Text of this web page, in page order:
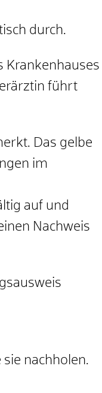
durch.
Krankenhauses
führt
Das gelbe
im
auf und
Nachweis
nachholen.